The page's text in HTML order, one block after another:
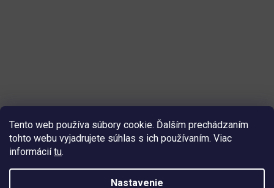
Tento web používa súbory cookie. Ďalším prechádzaním
tohto webu vyjadrujete súhlas s ich používaním. Viac
informáciítu.
Nastavenie